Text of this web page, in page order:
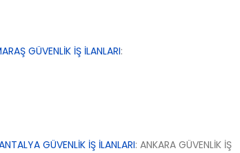
GÜVENLİK İŞ İLANLARI:
GÜVENLİK İŞ İLANLARI: ANKARA GÜVENLİK İŞ